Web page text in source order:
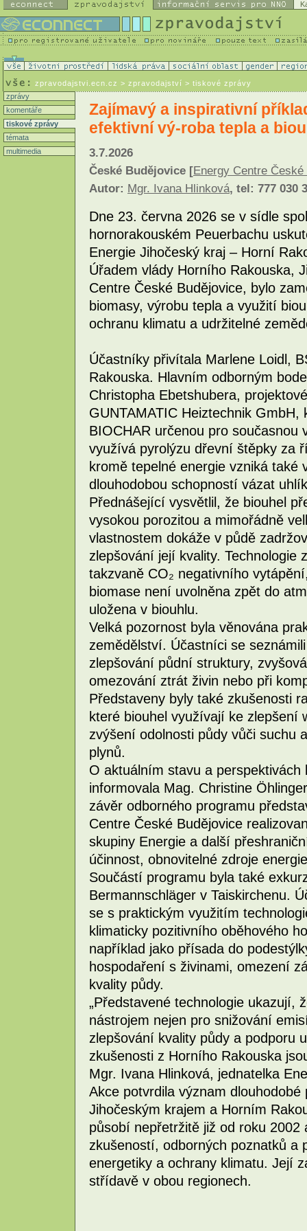
zpravodajstvi.ecn.cz > zpravodajství > tiskové zprávy
zprávy
komentáře
tiskové zprávy
témata
multimedia
Zajímavý a inspirativní
efektivní vý-roba tepla a
3.7.2026
České Budějovice [Energy Centre
Autor: Mgr. Ivana Hlinková, tel: 777 030
Dne 23. června 2026 se v sídle
hornorakouském Peuerbachu
Energie Jihočeský kraj – Horní
Úřadem vlády Horního Rakouska,
Centre České Budějovice, bylo
biomasy, výrobu tepla a využití
ochranu klimatu a udržitelné
Účastníky přivítala Marlene Loidl,
Rakouska. Hlavním odborným
Christopha Ebetshubera,
GUNTAMATIC Heiztechnik
BIOCHAR určenou pro současnou
využívá pyrolýzu dřevní štěpky za
kromě tepelné energie vzniká také
dlouhodobou schopností vázat
Přednášející vysvětlil, že biouhel
vysokou porozitou a mimořádně
vlastnostem dokáže v půdě
zlepšování její kvality. Technologie
takzvaně CO₂ negativního
biomase není uvolněna zpět do
uložena v biouhlu.
Velká pozornost byla věnována
zemědělství. Účastníci se
zlepšování půdní struktury,
omezování ztrát živin nebo při
Představeny byly také zkušenosti
které biouhel využívají ke zlepšení
zvýšení odolnosti půdy vůči suchu
plynů.
O aktuálním stavu a
informovala Mag. Christine
závěr odborného programu
Centre České Budějovice
skupiny Energie a další
účinnost, obnovitelné zdroje
Součástí programu byla také
Bermannschläger v Taiskirchenu.
se s praktickým využitím
klimaticky pozitivního oběhového
například jako přísada do
hospodaření s živinami, omezení
kvality půdy.
„Představené technologie ukazují,
nástrojem nejen pro snižování
zlepšování kvality půdy a podporu
zkušenosti z Horního Rakouska
Mgr. Ivana Hlinková, jednatelka
Akce potvrdila význam
Jihočeským krajem a Horním
působí nepřetržitě již od roku
zkušeností, odborných poznatků a
energetiky a ochrany klimatu. Její
střídavě v obou regionech.